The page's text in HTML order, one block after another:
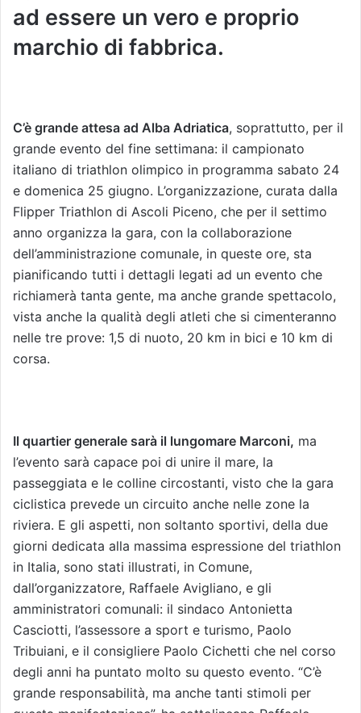
ad essere un vero e proprio
marchio di fabbrica.
C’è grande attesa ad Alba Adriatica, soprattutto, per il
grande evento del fine settimana: il campionato
italiano di triathlon olimpico in programma sabato 24
e domenica 25 giugno. L’organizzazione, curata dalla
Flipper Triathlon di Ascoli Piceno, che per il settimo
anno organizza la gara, con la collaborazione
dell’amministrazione comunale, in queste ore, sta
pianificando tutti i dettagli legati ad un evento che
richiamerà tanta gente, ma anche grande spettacolo,
vista anche la qualità degli atleti che si cimenteranno
nelle tre prove: 1,5 di nuoto, 20 km in bici e 10 km di
corsa.
Il quartier generale sarà il lungomare Marconi, ma
l’evento sarà capace poi di unire il mare, la
passeggiata e le colline circostanti, visto che la gara
ciclistica prevede un circuito anche nelle zone la
riviera. E gli aspetti, non soltanto sportivi, della due
giorni dedicata alla massima espressione del triathlon
in Italia, sono stati illustrati, in Comune,
dall’organizzatore, Raffaele Avigliano, e gli
amministratori comunali: il sindaco Antonietta
Casciotti, l’assessore a sport e turismo, Paolo
Tribuiani, e il consigliere Paolo Cichetti che nel corso
degli anni ha puntato molto su questo evento. “C’è
grande responsabilità, ma anche tanti stimoli per